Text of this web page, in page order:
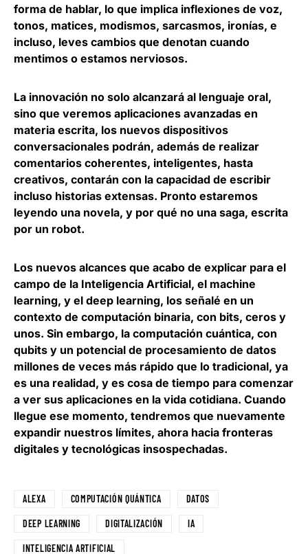
forma de hablar, lo que implica inflexiones de voz,
tonos, matices, modismos, sarcasmos, ironías, e
incluso, leves cambios que denotan cuando
mentimos o estamos nerviosos.
La innovación no solo alcanzará al lenguaje oral,
sino que veremos aplicaciones avanzadas en
materia escrita, los nuevos dispositivos
conversacionales podrán, además de realizar
comentarios coherentes, inteligentes, hasta
creativos, contarán con la capacidad de escribir
incluso historias extensas. Pronto estaremos
leyendo una novela, y por qué no una saga, escrita
por un robot.
Los nuevos alcances que acabo de explicar para el
campo de la Inteligencia Artificial, el machine
learning, y el deep learning, los señalé en un
contexto de computación binaria, con bits, ceros y
unos. Sin embargo, la computación cuántica, con
qubits y un potencial de procesamiento de datos
millones de veces más rápido que lo tradicional, ya
es una realidad, y es cosa de tiempo para comenzar
a ver sus aplicaciones en la vida cotidiana. Cuando
llegue ese momento, tendremos que nuevamente
expandir nuestros límites, ahora hacia fronteras
digitales y tecnológicas insospechadas.
ALEXA COMPUTACIÓN QUÁNTICA DATOS
DEEP LEARNING DIGITALIZACIÓN IA
INTELIGENCIA ARTIFICIAL